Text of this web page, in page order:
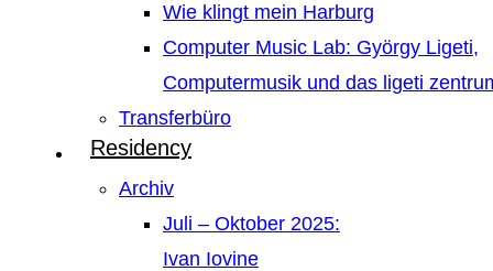
Wie klingt mein Harburg
Computer Music Lab: György Ligeti,
Computermusik und das ligeti
Transferbüro
Residency
Archiv
Juli – Oktober 2025:
Ivan Iovine